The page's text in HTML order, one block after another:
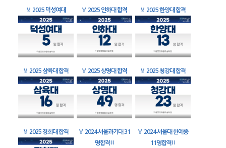
🏅 2025 덕성여대 🏅 2025 인하대 합격 🏅 2025 한양대 합격
🏅 2025 삼육대 합격 🏅 2025 상명대 합격 🏅 2025 청강대 합격
🏅 2025 경희대 합격 🏅 2024 서울과기대 31
명합격!!
🏅 2024 서울대 한예종
11명합격!!